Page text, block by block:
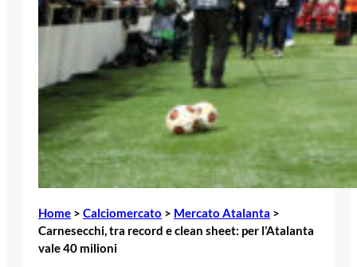
Home > Calciomercato > Mercato Atalanta >
Carnesecchi, tra record e clean sheet: per l’Atalanta
vale 40 milioni